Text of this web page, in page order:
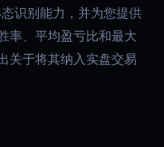
识别能力，并为您提供
率、平均盈亏比和最大
关于将其纳入实盘交易